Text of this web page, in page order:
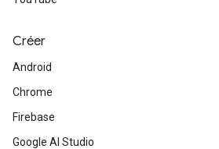
Créer
Android
Chrome
Firebase
Google AI Studio